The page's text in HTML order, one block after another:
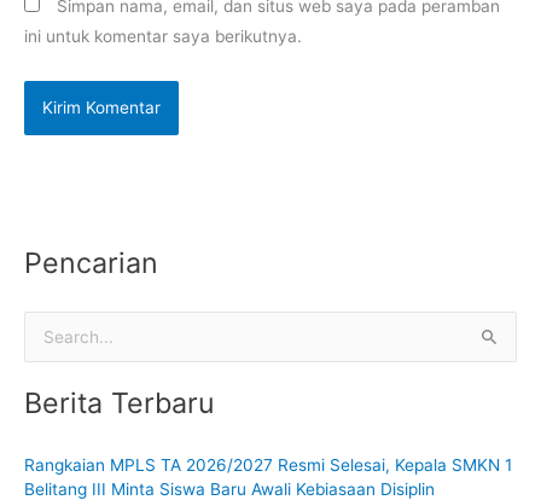
Simpan nama, email, dan situs web saya pada peramban
ini untuk komentar saya berikutnya.
Pencarian
u
Berita Terbaru
Rangkaian MPLS TA 2026/2027 Resmi Selesai, Kepala SMKN 1
Belitang III Minta Siswa Baru Awali Kebiasaan Disiplin